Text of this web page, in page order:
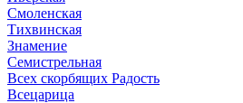
Смоленская
Тихвинская
Знамение
Семистрельная
Всех скорбящих Радость
Всецарица